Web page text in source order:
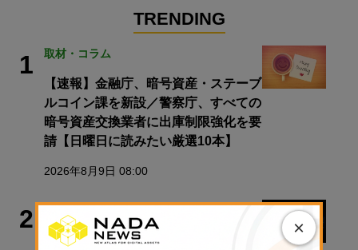
TRENDING
1 取材・コラム
【速報】金融庁、暗号資産・ステーブ
ルコイン課を新設／警察庁、すべての
暗号資産交換業者に出庫制限強化を要
請【日曜日に読みたい厳選10本】
2026年8月9日 08:00
2 ビットコイン
米ビットコイン現物ETF、4月以来最
×